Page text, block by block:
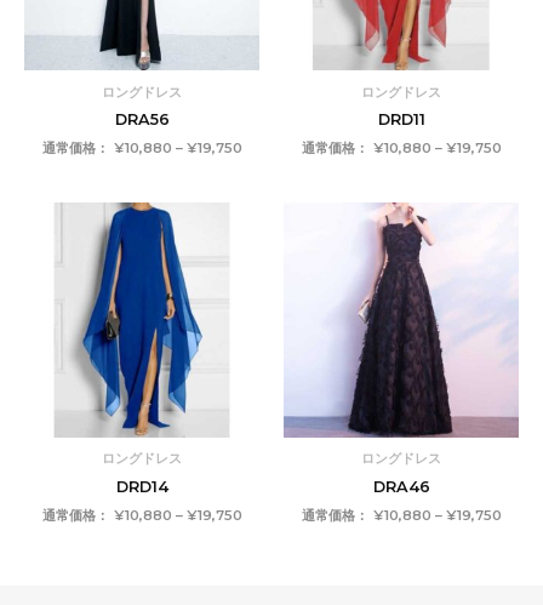
ロングドレス
DRA56
通常価格： ¥10,880 – ¥19,750
ロングドレス
DRD11
通常価格： ¥10,880 – ¥19,750
ロングドレス
DRD14
通常価格： ¥10,880 – ¥19,750
ロングドレス
DRA46
通常価格： ¥10,880 – ¥19,750